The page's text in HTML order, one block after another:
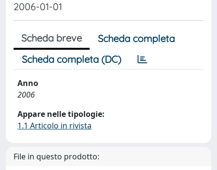
2006-01-01
Scheda breve
Scheda completa
Scheda completa (DC)
Anno
2006
Appare nelle tipologie:
1.1 Articolo in rivista
File in questo prodotto: